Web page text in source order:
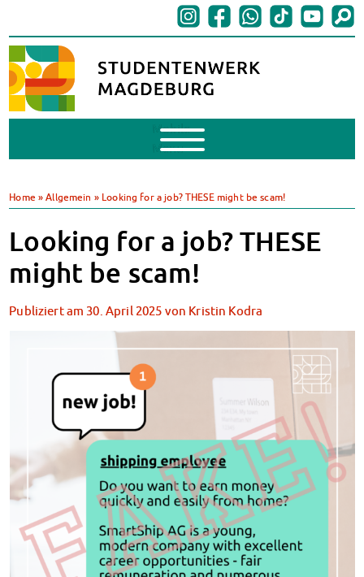
Mobile
Menu
BAföG beantragen
BAföG-FAQs
Dokumente
BAföG-Sprechstunden
Kredite & Stipendien
AnsprechpartnerInnen
Mensen & Cafeterien
Heute in unseren Mensen
JoGo – Studibar + Eventspace
Klimabewusst essen
CampusCatering
MensaFeedback
AnsprechpartnerInnen
Wohnen
Wohnheime im Überblick
Wohnheime in Magdeburg
Wohnheime in Wernigerode
Wohnheimantrag & -service
Home »Allgemein » Looking for a job? THESE might be scam!
Looking for a job? THESE
might be scam!
Publiziert am 30. April 2025 von Kristin Kodra